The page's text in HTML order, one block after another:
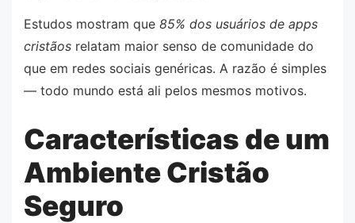
Estudos mostram que 85% dos usuários de apps
cristãos relatam maior senso de comunidade do
que em redes sociais genéricas. A razão é simples
— todo mundo está ali pelos mesmos motivos.
Características de um
Ambiente Cristão
Seguro